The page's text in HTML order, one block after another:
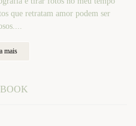
que retratam amor podem ser
mais